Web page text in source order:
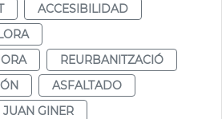
ACCESIBILIDAD
REURBANITZACIÓ
ASFALTADO
JUAN GINER